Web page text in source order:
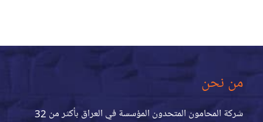
من نحن
شركة المحامون المتحدون المؤسسة في العراق بأكثر من 32